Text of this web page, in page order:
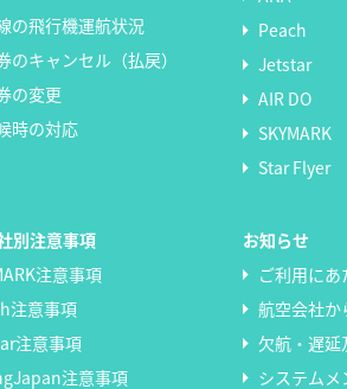
の飛行機運航状況
のキャンセル（払戻）
の変更
時の対応
Peach
Jetstar
AIR DO
SKYMARK
Star Flyer
別注意事項
注意事項
注意事項
注意事項
注意事項
お知らせ
ご利用に
航空会社か
欠航・遅延
システムメ